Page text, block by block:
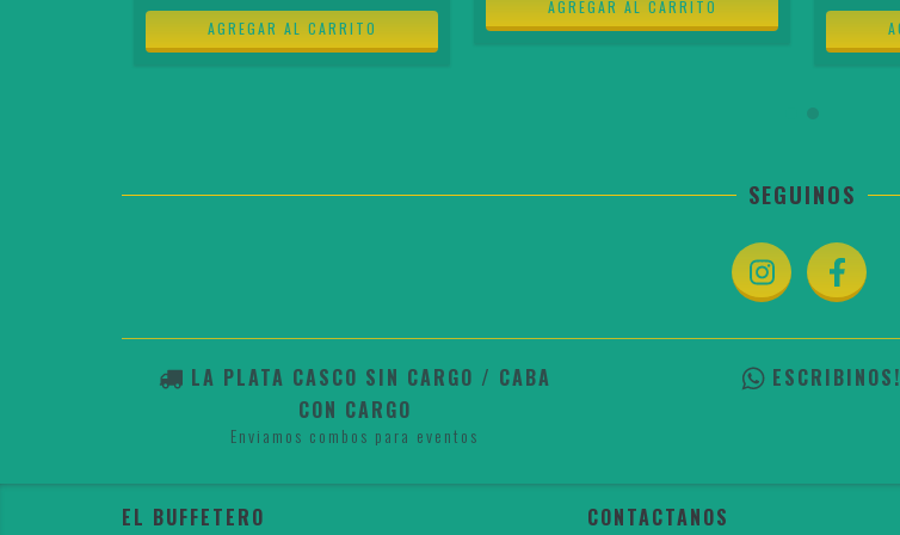
SEGUINOS
LA PLATA CASCO SIN CARGO / CABA
CON CARGO
Enviamos combos para eventos
ESCRIBINOS!
EL BUFFETERO CONTACTANOS